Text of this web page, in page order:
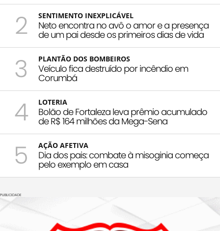
2 SENTIMENTO INEXPLICÁVEL
Neto encontra no avô o amor e a presença
de um pai desde os primeiros dias de vida
3 PLANTÃO DOS BOMBEIROS
Veículo fica destruído por incêndio em
Corumbá
4 LOTERIA
Bolão de Fortaleza leva prêmio acumulado
de R$ 164 milhões da Mega-Sena
5 AÇÃO AFETIVA
Dia dos pais: combate à misoginia começa
pelo exemplo em casa
PUBLICIDADE